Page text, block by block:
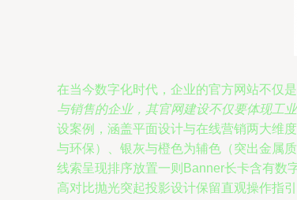
在当今数字化时代，企业的官方网站不仅
与销售的企业，其官网建设不仅要体现工
设案例，涵盖平面设计与在线营销两大维
与环保）、银灰与橙色为辅色（突出金属
线索呈现排序放置一则Banner长卡含有数
高对比抛光突起投影设计保留直观操作指